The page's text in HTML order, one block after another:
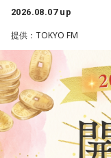
しっかり持っている
ことも。完璧を意識
す。
＊
我慢できるのは、あ
拠です。あとは少し
3． ひび割れなど壊
4． どうやって放水
【解説】
この心理テストでわ
己主張ニガテ度」で
ダムの水は「溜め込
ムの何が気になった
込んでしまうのか
2026.08.07 up
提供：TOKYO FM